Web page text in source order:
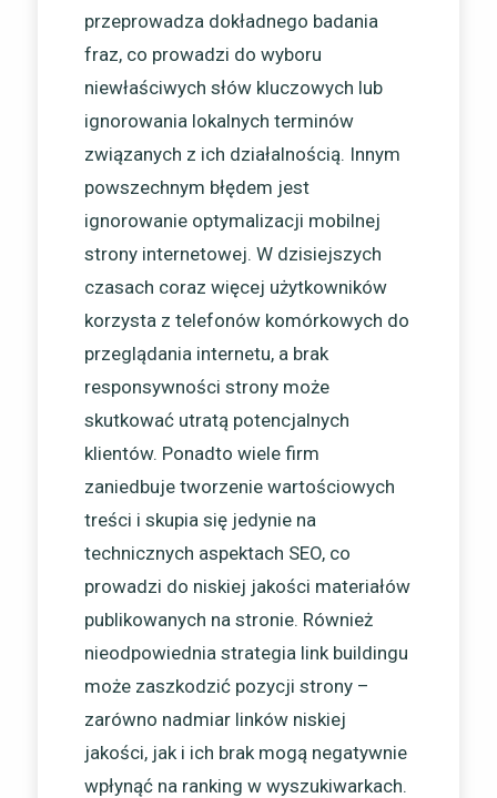
przeprowadza dokładnego badania
fraz, co prowadzi do wyboru
niewłaściwych słów kluczowych lub
ignorowania lokalnych terminów
związanych z ich działalnością. Innym
powszechnym błędem jest
ignorowanie optymalizacji mobilnej
strony internetowej. W dzisiejszych
czasach coraz więcej użytkowników
korzysta z telefonów komórkowych do
przeglądania internetu, a brak
responsywności strony może
skutkować utratą potencjalnych
klientów. Ponadto wiele firm
zaniedbuje tworzenie wartościowych
treści i skupia się jedynie na
technicznych aspektach SEO, co
prowadzi do niskiej jakości materiałów
publikowanych na stronie. Również
nieodpowiednia strategia link buildingu
może zaszkodzić pozycji strony –
zarówno nadmiar linków niskiej
jakości, jak i ich brak mogą negatywnie
wpłynąć na ranking w wyszukiwarkach.